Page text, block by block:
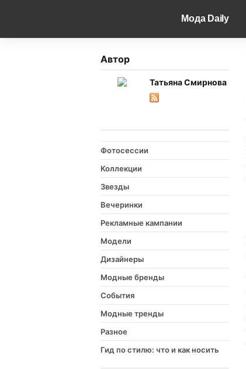
Мода Daily
Автор
Татьяна Смирнова
Фотосессии
Коллекции
Звезды
Вечеринки
Рекламные кампании
Модели
Дизайнеры
Модные бренды
События
Модные тренды
Разное
Гид по стилю: что и как носить